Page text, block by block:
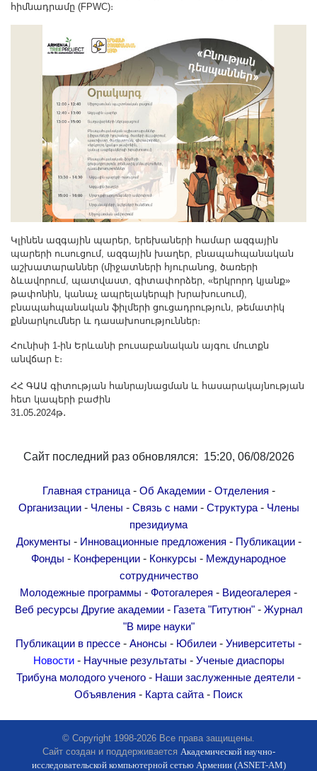
հիմնադրամը (FPWC)։
Կլինեն ազգային պարեր, երեխաների համար ազգային
պարերի ուսուցում, ազգային խաղեր, բնապահպանական
աշխատարաններ (միջատների հյուրանոց, ծառերի
ձևավորում, պատվաստ, գիտափորձեր, «երկրորդ կյանք»
թափոնին, կանաչ ապրելակերպի խրախուսում),
բնապահպանական ֆիլմերի ցուցադրություն, թեմատիկ
քննարկումներ և դասախոսություններ։
Հունիսի 1-ին Երևանի բուսաբանական այգու մուտքն
անվճար է։
ՀՀ ԳԱԱ գիտության հանրայնացման և հասարակայնության
հետ կապերի բաժին
31․05․2024թ․
Сайт последний раз обновлялся: 15:20, 06/08/2026
Главная страница- Об Академии- Отделения -
Организации- Члены - Связь с нами- Структура- Члены
президиума
Документы - Инновационные предложения - Публикации-
Фонды - Конференции - Конкурсы - Международное
сотрудничество
Молодежные программы - Фотогалерея - Видеогалерея -
Веб ресурсы Другие академии- Газета "Гитутюн"- Журнал
"В мире науки"
Публикации в прессе - Анонсы - Юбилеи - Университеты -
Новости- Научные результаты - Ученые диаспоры
Трибуна молодого ученого - Наши заслуженные деятели -
Объявления - Карта сайта - Поиск
© Copyright 1998-2026 Все права защищены.
Сайт создан и поддерживается Академической научно-
исследовательской компьютерной сетью Армении (ASNET-AM)